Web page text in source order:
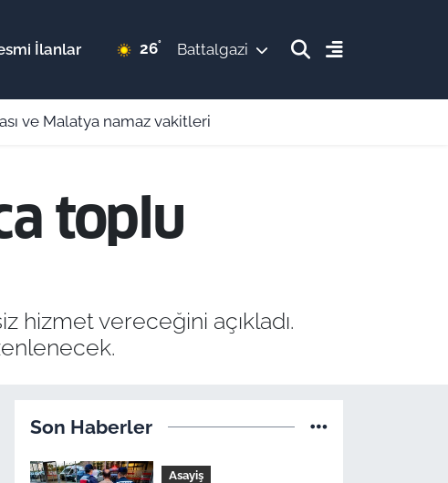
İlanlar 26° Battalgazi
ve Malatya namaz vakitleri
toplu
hizmet vereceğini açıkladı.
Son Haberler
Asayiş